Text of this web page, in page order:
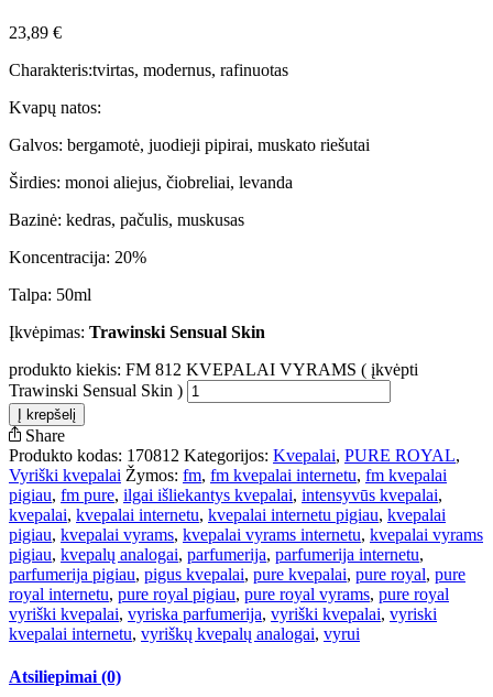
23,89 €
Charakteris:tvirtas, modernus, rafinuotas
Kvapų natos:
Galvos: bergamotė, juodieji pipirai, muskato riešutai
Širdies: monoi aliejus, čiobreliai, levanda
Bazinė: kedras, pačulis, muskusas
Koncentracija: 20%
Talpa: 50ml
Įkvėpimas: Trawinski Sensual Skin
produkto kiekis: FM 812 KVEPALAI VYRAMS ( įkvėpti
Trawinski Sensual Skin )
Į krepšelį
Share
Produkto kodas: 170812 Kategorijos: Kvepalai, PURE ROYAL,
Vyriški kvepalai Žymos: fm, fm kvepalai internetu, fm kvepalai
pigiau, fm pure, ilgai išliekantys kvepalai, intensyvūs kvepalai,
kvepalai, kvepalai internetu, kvepalai internetu pigiau, kvepalai
pigiau, kvepalai vyrams, kvepalai vyrams internetu, kvepalai vyrams
pigiau, kvepalų analogai, parfumerija, parfumerija internetu,
parfumerija pigiau, pigus kvepalai, pure kvepalai, pure royal, pure
royal internetu, pure royal pigiau, pure royal vyrams, pure royal
vyriški kvepalai, vyriska parfumerija, vyriški kvepalai, vyriski
kvepalai internetu, vyriškų kvepalų analogai, vyrui
Atsiliepimai (0)